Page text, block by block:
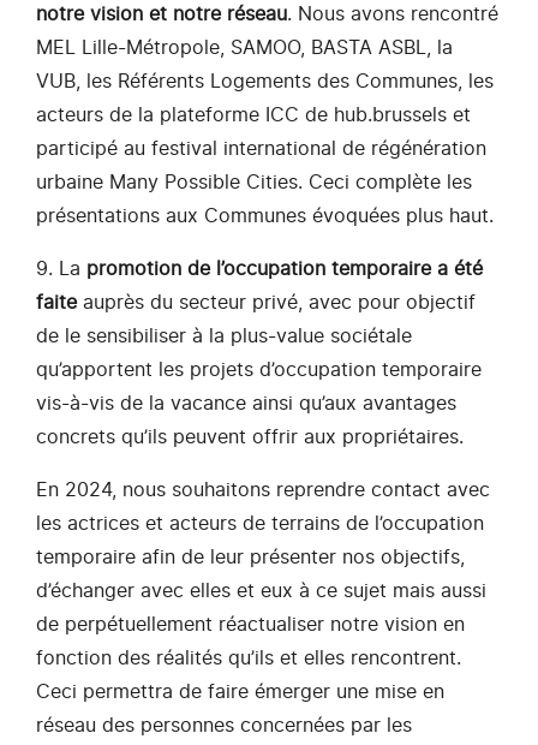
notre vision et notre réseau. Nous avons rencontré
MEL Lille-Métropole, SAMOO, BASTA ASBL, la
VUB, les Référents Logements des Communes, les
acteurs de la plateforme ICC de hub.brussels et
participé au festival international de régénération
urbaine Many Possible Cities. Ceci complète les
présentations aux Communes évoquées plus haut.
9. La promotion de l’occupation temporaire a été
faiteauprès du secteur privé, avec pour objectif
de le sensibiliser à la plus-value sociétale
qu’apportent les projets d’occupation temporaire
vis-à-vis de la vacance ainsi qu’aux avantages
concrets qu’ils peuvent offrir aux propriétaires.
En 2024, nous souhaitons reprendre contact avec
les actrices et acteurs de terrains de l’occupation
temporaire afin de leur présenter nos objectifs,
d’échanger avec elles et eux à ce sujet mais aussi
de perpétuellement réactualiser notre vision en
fonction des réalités qu’ils et elles rencontrent.
Ceci permettra de faire émerger une mise en
réseau des personnes concernées par les